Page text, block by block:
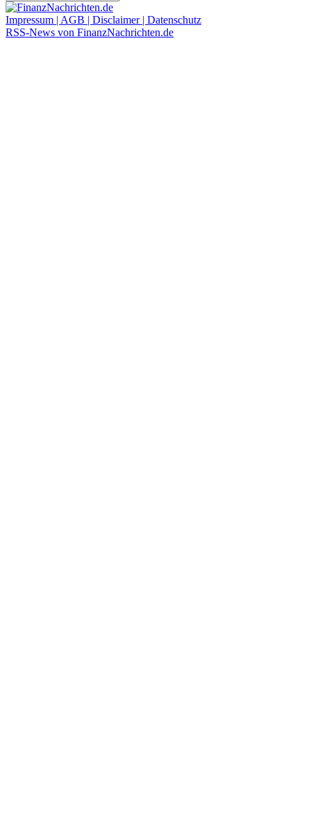
Impressum | AGB | Disclaimer | Datenschutz
RSS-News von FinanzNachrichten.de